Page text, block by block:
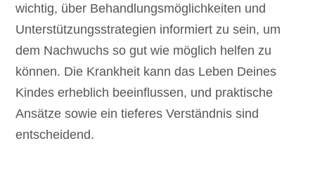
wichtig, über Behandlungsmöglichkeiten und
Unterstützungsstrategien informiert zu sein, um
dem Nachwuchs so gut wie möglich helfen zu
können. Die Krankheit kann das Leben Deines
Kindes erheblich beeinflussen, und praktische
Ansätze sowie ein tieferes Verständnis sind
entscheidend.